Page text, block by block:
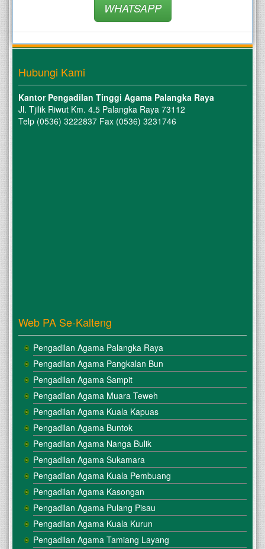
WHATSAPP
Hubungi Kami
Kantor Pengadilan Tinggi Agama Palangka Raya
Jl. Tjilik Riwut Km. 4.5 Palangka Raya 73112
Telp (0536) 3222837 Fax (0536) 3231746
Web PA Se-Kalteng
Pengadilan Agama Palangka Raya
Pengadilan Agama Pangkalan Bun
Pengadilan Agama Sampit
Pengadilan Agama Muara Teweh
Pengadilan Agama Kuala Kapuas
Pengadilan Agama Buntok
Pengadilan Agama Nanga Bulik
Pengadilan Agama Sukamara
Pengadilan Agama Kuala Pembuang
Pengadilan Agama Kasongan
Pengadilan Agama Pulang Pisau
Pengadilan Agama Kuala Kurun
Pengadilan Agama Tamiang Layang